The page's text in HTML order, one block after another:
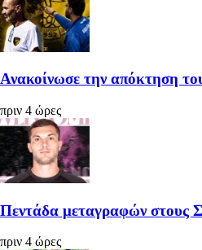
Ανακοίνωσε την απόκτηση
πριν 4 ώρες
Πεντάδα μεταγραφών στους
πριν 4 ώρες